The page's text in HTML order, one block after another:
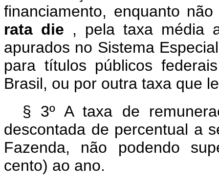
financiamento, enquanto
rata die , pela taxa média
apurados no Sistema
para títulos públicos
Brasil, ou por outra taxa que
§ 3º A taxa de
descontada de percentual a
Fazenda, não podendo
cento) ao ano.